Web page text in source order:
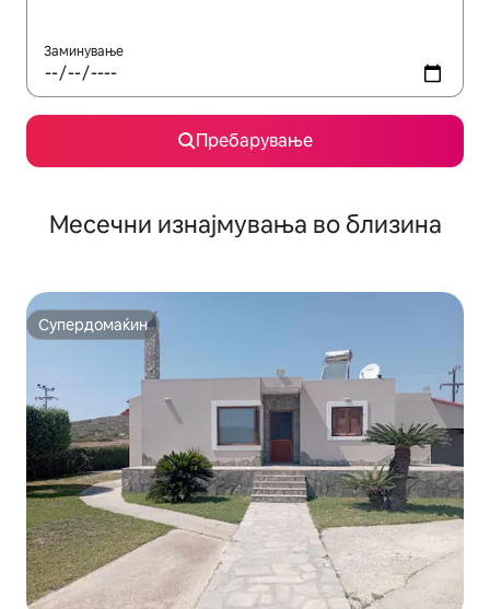
Заминување
Пребарување
Месечни изнајмувања во близина
Супердомаќин
Супердомаќин